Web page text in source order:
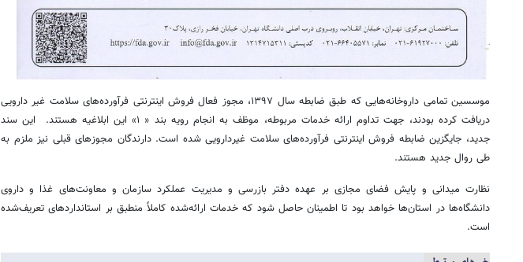
موسسین تمامی داروخانه‌هایی که طبق ضابطه سال ۱۳۹۷، مجوز فعال فروش اینترنتی فرآورده‌های سلامت غیر دارویی
دریافت کرده بودند، جهت تداوم ارائه خدمات مربوطه، موظف به انجام رویه بند « ۱» این ابلاغیه هستند. این سند
جدید، جایگزین ضابطه فروش اینترنتی فرآورده‌های سلامت غیردارویی شده است. دارندگان مجوزهای قبلی نیز ملزم به
طی روال جدید هستند.
نظارت میدانی و پایش فضای مجازی بر عهده دفتر بازرسی و مدیریت عملکرد سازمان و معاونت‌های غذا و داروی
دانشگاه‌ها در استان‌ها خواهد بود تا اطمینان حاصل شود که خدمات ارائه‌شده کاملاً منطبق بر استانداردهای تعریف‌شده
است.